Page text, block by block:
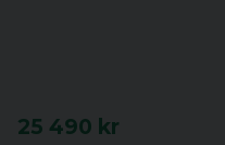
25 490 kr